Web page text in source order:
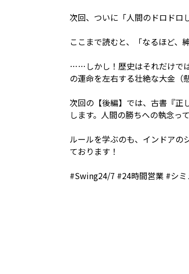
次回、ついに「人間のドロドロ
ここまで読むと、「なるほど、
……しかし！歴史はそれだけで
の運命を左右する壮絶な大金
次回の【後編】では、古書『正
します。人間の勝ちへの執念っ
ルールを学ぶのも、インドアの
ております！
#Swing24/7 #24時間営業 #シ